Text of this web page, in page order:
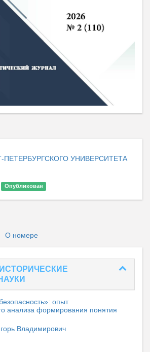
ПЕТЕРБУРГСКОГО УНИВЕРСИТЕТА
Опубликован
О номере
опыт
анализа формирования понятия
Владимирович